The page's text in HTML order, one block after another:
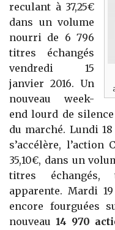
reculant à 37,25€
dans un volume
nourri de 6 796
titres échangés
vendredi 15
janvier 2016. Un
nouveau week-
end lourd de
du marché. Lundi
s’accélère,
35,10€, dans un
titres échangés,
apparente. Mardi
encore fourguées
nouveau 14 970